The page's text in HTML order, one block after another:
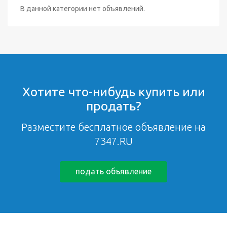
В данной категории нет объявлений.
Хотите что-нибудь купить или
продать?
Разместите бесплатное объявление на
7347.RU
подать объявление